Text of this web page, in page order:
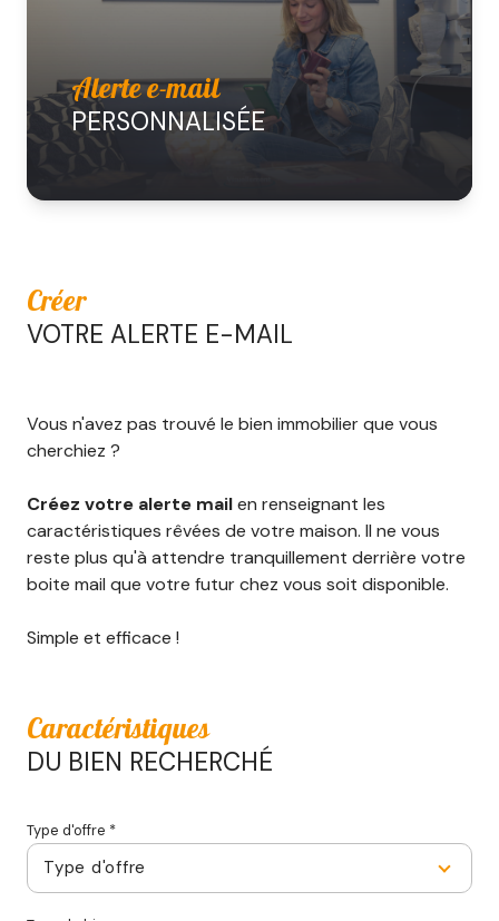
Alerte e-mail
PERSONNALISÉE
Créer
VOTRE ALERTE E-MAIL
Vous n'avez pas trouvé le bien immobilier que vous
cherchiez ?
Créez votre alerte mailen renseignant les
caractéristiques rêvées de votre maison. Il ne vous
reste plus qu'à attendre tranquillement derrière votre
boite mail que votre futur chez vous soit disponible.
Simple et efficace !
Caractéristiques
DU BIEN RECHERCHÉ
Type d'offre *
Type d'offre